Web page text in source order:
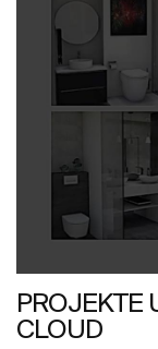
PROJEKTE
CLOUD